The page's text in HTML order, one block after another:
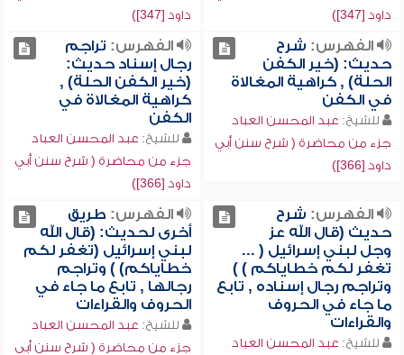
داود [347])
داود [347])
الفهرس: شرح
حديث: (خير الكفن
الحلة) , كراهية المغالاة
في الكفن
للشيخ: عبد المحسن العباد
جزء من محاضرة ( شرح سنن أبي
داود [366])
الفهرس: تراجم
رجال إسناد حديث:
(خير الكفن الحلة) ,
كراهية المغالاة في
الكفن
للشيخ: عبد المحسن العباد
جزء من محاضرة ( شرح سنن أبي
داود [366])
الفهرس: شرح
حديث (قال الله عز
وجل لبني إسرائيل ( ...
تغفر لكم خطاياكم ) )
وتراجم رجال إسناده , تابع
ما جاء في الحروف
والقراءات
للشيخ: عبد المحسن العباد
الفهرس: طريق
أخرى لحديث: (قال الله
لبني إسرائيل (تغفر لكم
خطاياكم) ) وتراجم
رجالها , تابع ما جاء في
الحروف والقراءات
للشيخ: عبد المحسن العباد
جزء من محاضرة ( شرح سنن أبي